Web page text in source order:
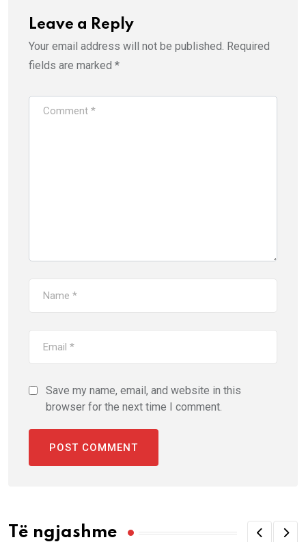
Leave a Reply
Your email address will not be published. Required
fields are marked *
Save my name, email, and website in this
browser for the next time I comment.
Të ngjashme